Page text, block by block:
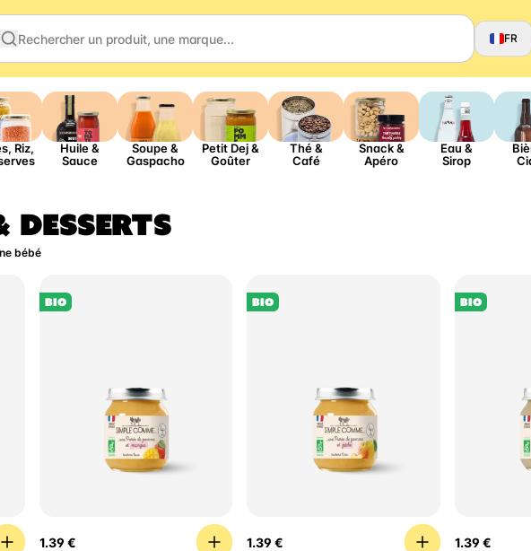
FR
Riz,
Huile &
Sauce
Soupe &
Gaspacho
Petit Dej &
Goûter
Thé &
Café
Snack &
Apéro
Eau &
Sirop
DESSERTS
bébé
bio
BIO
Purée pomme et mangue dès 4 mois bio
1.39 €
BIO
Purée pomme et pêche dès 4 mois bio
1.39 €
BIO
Purée
1.39 €